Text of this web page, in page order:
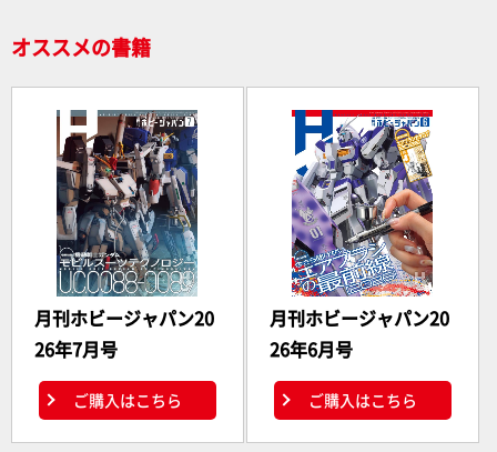
オススメの書籍
月刊ホビージャパン20
26年7月号
ご購入はこちら
月刊ホビージャパン20
26年6月号
ご購入はこちら